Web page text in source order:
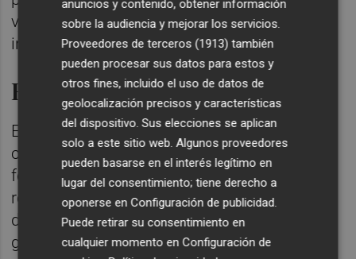
visualización, así como diferente
información de interés", ha apuntado.
Eclipse espejo
En este contexto, este miércoles se
celebrará el denominado 'eclipse espejo', un
fenómeno astronómico que guarda una
relación simétrica con el eclipse total del 12
de agosto y que sirve como recordatorio del
gran evento que se aproxima.
anuncios y contenido, obtener información
sobre la audiencia y mejorar los servicios.
Proveedores de terceros (1913) también
pueden procesar sus datos para estos y
otros fines, incluido el uso de datos de
geolocalización precisos y características
del dispositivo. Sus elecciones se aplican
solo a este sitio web. Algunos proveedores
pueden basarse en el interés legítimo en
lugar del consentimiento; tiene derecho a
oponerse enConfiguración de publicidad
Puede retirar su consentimiento en
cualquier momento enConfiguración de